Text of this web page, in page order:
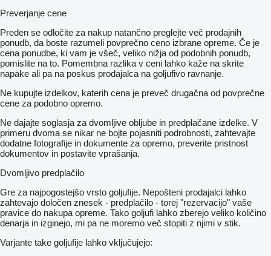
Preverjanje cene
Preden se odločite za nakup natančno preglejte več prodajnih
ponudb, da boste razumeli povprečno ceno izbrane opreme. Če je
cena ponudbe, ki vam je všeč, veliko nižja od podobnih ponudb,
pomislite na to. Pomembna razlika v ceni lahko kaže na skrite
napake ali pa na poskus prodajalca na goljufivo ravnanje.
Ne kupujte izdelkov, katerih cena je preveč drugačna od povprečne
cene za podobno opremo.
Ne dajajte soglasja za dvomljive obljube in predplačane izdelke. V
primeru dvoma se nikar ne bojte pojasniti podrobnosti, zahtevajte
dodatne fotografije in dokumente za opremo, preverite pristnost
dokumentov in postavite vprašanja.
Dvomljivo predplačilo
Gre za najpogostejšo vrsto goljufije. Nepošteni prodajalci lahko
zahtevajo določen znesek - predplačilo - torej "rezervacijo" vaše
pravice do nakupa opreme. Tako goljufi lahko zberejo veliko količino
denarja in izginejo, mi pa ne moremo več stopiti z njimi v stik.
Varjante take goljufije lahko vključujejo: